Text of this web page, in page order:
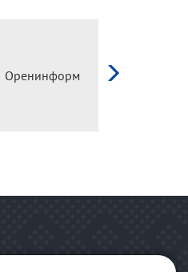
Оренинформ